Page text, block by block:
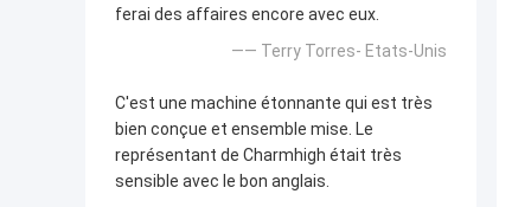
ferai des affaires encore avec eux.
—— Terry Torres- Etats-Unis
C'est une machine étonnante qui est très
bien conçue et ensemble mise. Le
représentant de Charmhigh était très
sensible avec le bon anglais.